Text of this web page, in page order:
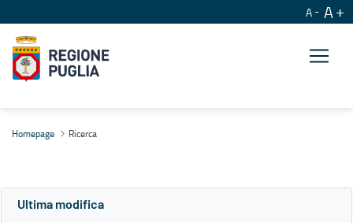
A A
Homepage Ricerca
Ultima modifica